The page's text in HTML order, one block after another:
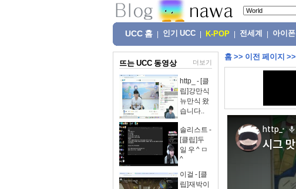
UCC 홈 인기 UCC K-POP 전세계 아이폰
뜨는 UCC 동영상 더보기
http_ - [클
립]강만식
뉴만식 왔
습니다..
솔리스트 -
[클립]두
일 우 ^ ㅁ
^
이걸 - [클
립]재박이
홈 >> 이전 페이지 >>